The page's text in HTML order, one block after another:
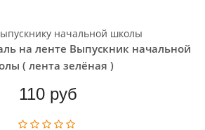
начальной школы
на ленте Выпускник начальной
( лента зелёная )
110 руб